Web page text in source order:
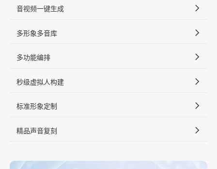
音视频一键生成
多形象多音库
多功能编排
秒级虚拟人构建
标准形象定制
精品声音复刻